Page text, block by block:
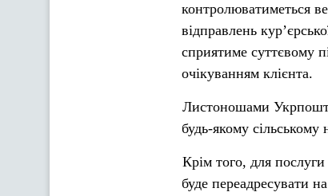
контролюватиметься
відправлень
сприятиме суттєвому
очікуванням клієнта.
Листоношами Укрпошти
будь-якому
Крім того, для
буде переадресувати